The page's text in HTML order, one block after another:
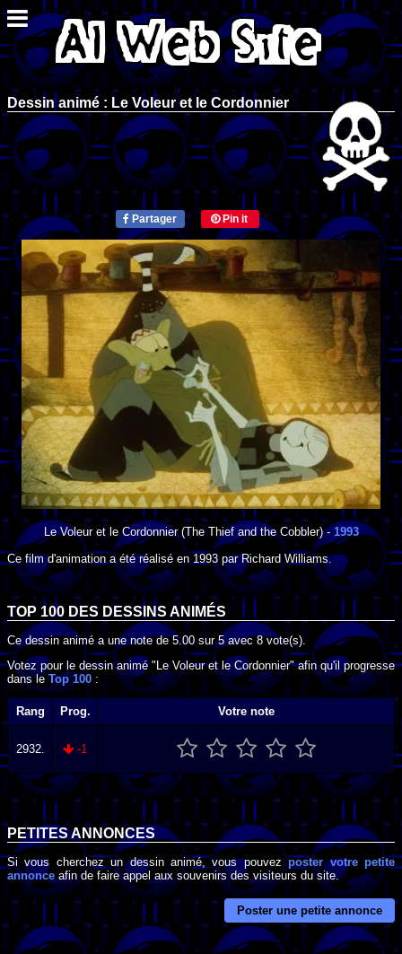
Dessin animé : Le Voleur et le Cordonnier
Partager Pin it
Le Voleur et le Cordonnier(The Thief and the Cobbler) - 1993
Ce film d'animation a été réalisé en 1993 parRichard Williams.
TOP 100 DES DESSINS ANIMÉS
Ce dessin animé a une note de5.00 sur5 avec8vote(s).
Votez pour le dessin animé "Le Voleur et le Cordonnier" afin qu'il progresse
dans le Top 100 :
Rang Prog. Votre note
2932. -1
PETITES ANNONCES
Si vous cherchez un dessin animé, vous pouvezposter votre petite
annonceafin de faire appel aux souvenirs des visiteurs du site.
Poster une petite annonce